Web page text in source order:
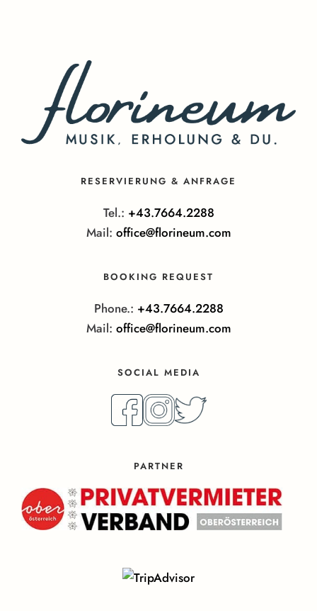
RESERVIERUNG & ANFRAGE
Tel.: +43.7664.2288
Mail: office@florineum.com
BOOKING REQUEST
Phone.: +43.7664.2288
Mail: office@florineum.com
SOCIAL MEDIA
PARTNER